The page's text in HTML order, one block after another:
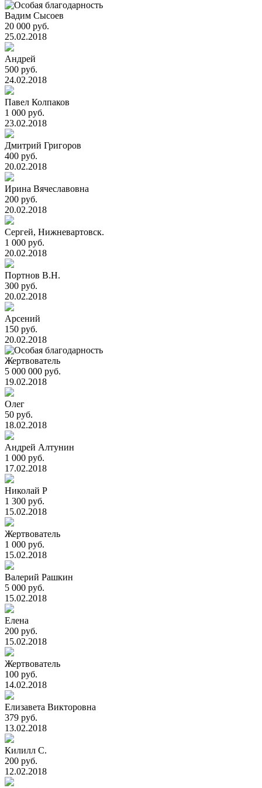
Вадим Сысоев
20 000 руб.
25.02.2018
Андрей
500 руб.
24.02.2018
Павел Колпаков
1 000 руб.
23.02.2018
Дмитрий Григоров
400 руб.
20.02.2018
Ирина Вячеславовна
200 руб.
20.02.2018
Сергей, Нижневартовск.
1 000 руб.
20.02.2018
Портнов В.Н.
300 руб.
20.02.2018
Арсений
150 руб.
20.02.2018
Жертвователь
5 000 000 руб.
19.02.2018
Олег
50 руб.
18.02.2018
Андрей Алтунин
1 000 руб.
17.02.2018
Николай Р
1 300 руб.
15.02.2018
Жертвователь
1 000 руб.
15.02.2018
Валерий Рашкин
5 000 руб.
15.02.2018
Елена
200 руб.
15.02.2018
Жертвователь
100 руб.
14.02.2018
Елизавета Викторовна
379 руб.
13.02.2018
Килилл С.
200 руб.
12.02.2018